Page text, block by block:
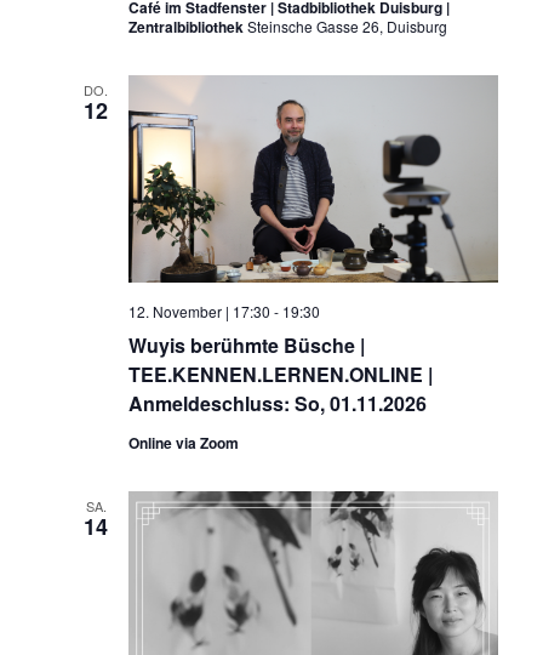
Café im Stadfenster | Stadbibliothek Duisburg |
ZentralbibliothekSteinsche Gasse 26, Duisburg
DO.
12
Wuyis berühmte Büsche |
TEE.KENNEN.LERNEN.ONLINE |
Anmeldeschluss: So, 01.11.2026
12. November | 17:30 - 19:30
Online via Zoom
SA.
14